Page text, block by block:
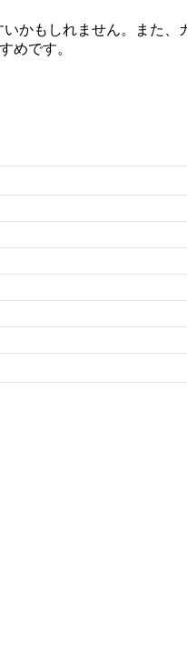
かもしれません。また、
めです。